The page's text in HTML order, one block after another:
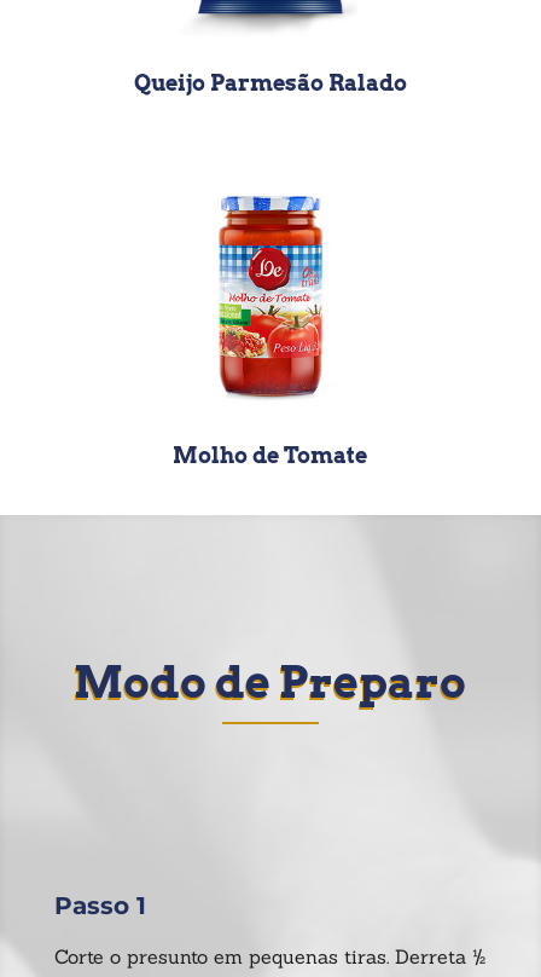
Queijo Parmesão Ralado
Molho de Tomate
Modo de Preparo
Passo 1
Corte o presunto em pequenas tiras. Derreta ½